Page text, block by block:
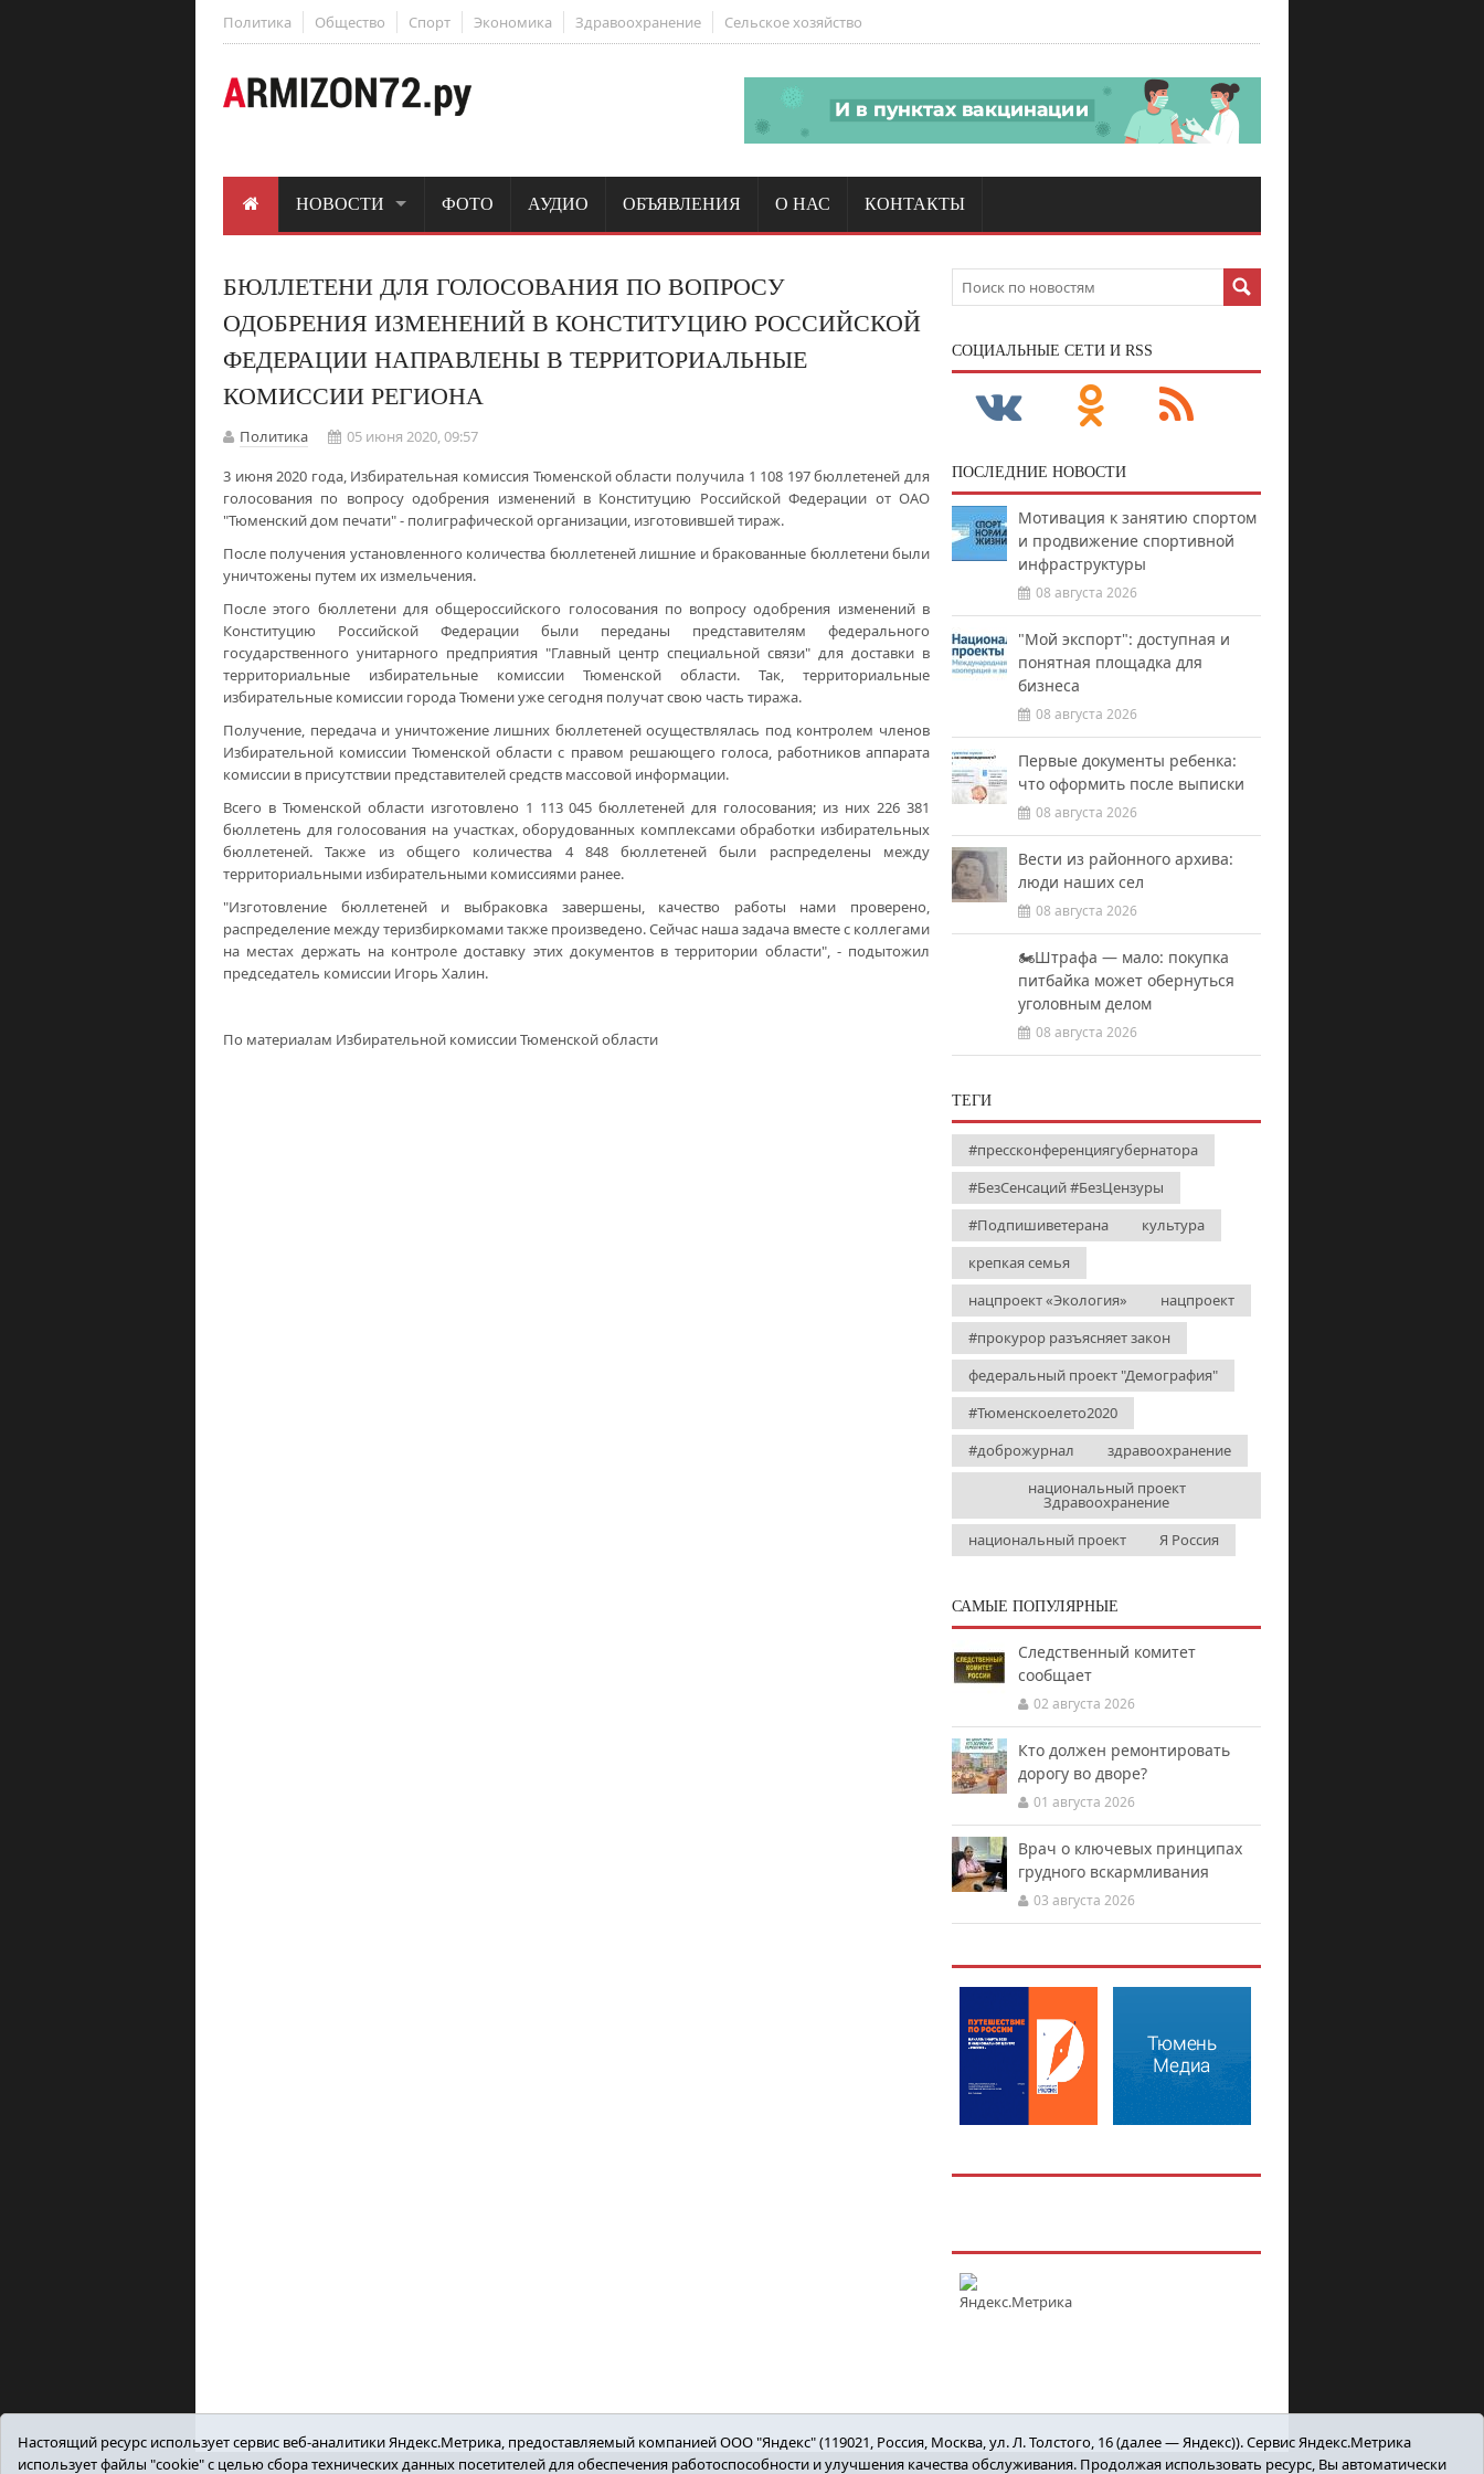
Политика Общество Спорт Экономика Здравоохранение Сельское хозяйство
НОВОСТИ ФОТО АУДИО ОБЪЯВЛЕНИЯ О НАС КОНТАКТЫ
БЮЛЛЕТЕНИ ДЛЯ ГОЛОСОВАНИЯ ПО ВОПРОСУ
ОДОБРЕНИЯ ИЗМЕНЕНИЙ В КОНСТИТУЦИЮ РОССИЙСКОЙ
ФЕДЕРАЦИИ НАПРАВЛЕНЫ В ТЕРРИТОРИАЛЬНЫЕ
КОМИССИИ РЕГИОНА
Политика
05 июня 2020, 09:57
3 июня 2020 года, Избирательная комиссия Тюменской области получила 1 108 197 бюллетеней для
голосования по вопросу одобрения изменений в Конституцию Российской Федерации от ОАО
"Тюменский дом печати" - полиграфической организации, изготовившей тираж.
После получения установленного количества бюллетеней лишние и бракованные бюллетени были
уничтожены путем их измельчения.
После этого бюллетени для общероссийского голосования по вопросу одобрения изменений в
Конституцию Российской Федерации были переданы представителям федерального
государственного унитарного предприятия "Главный центр специальной связи" для доставки в
территориальные избирательные комиссии Тюменской области. Так, территориальные
избирательные комиссии города Тюмени уже сегодня получат свою часть тиража.
Получение, передача и уничтожение лишних бюллетеней осуществлялась под контролем членов
Избирательной комиссии Тюменской области с правом решающего голоса, работников аппарата
комиссии в присутствии представителей средств массовой информации.
Всего в Тюменской области изготовлено 1 113 045 бюллетеней для голосования; из них 226 381
бюллетень для голосования на участках, оборудованных комплексами обработки избирательных
бюллетеней. Также из общего количества 4 848 бюллетеней были распределены между
территориальными избирательными комиссиями ранее.
"Изготовление бюллетеней и выбраковка завершены, качество работы нами проверено,
распределение между теризбиркомами также произведено. Сейчас наша задача вместе с коллегами
на местах держать на контроле доставку этих документов в территории области", - подытожил
председатель комиссии Игорь Халин.
По материалам Избирательной комиссии Тюменской области
CОЦИАЛЬНЫЕ СЕТИ И RSS
ПОСЛЕДНИЕ НОВОСТИ
Мотивация к занятию спортом
и продвижение спортивной
инфраструктуры
08 августа 2026
"Мой экспорт": доступная и
понятная площадка для
бизнеса
08 августа 2026
Первые документы ребенка:
что оформить после выписки
08 августа 2026
Вести из районного архива:
люди наших сел
08 августа 2026
🏍️Штрафа — мало: покупка
питбайка может обернуться
уголовным делом
08 августа 2026
ТЕГИ
#прессконференциягубернатора
#БезСенсаций #БезЦензуры
#Подпишиветерана
культура
крепкая семья
нацпроект «Экология»
нацпроект
#прокурор разъясняет закон
федеральный проект "Демография"
#Тюменскоелето2020
#доброжурнал
здравоохранение
национальный проект
Здравоохранение
национальный проект
Я Россия
САМЫЕ ПОПУЛЯРНЫЕ
Следственный комитет
сообщает
02 августа 2026
Кто должен ремонтировать
дорогу во дворе?
01 августа 2026
Врач о ключевых принципах
грудного вскармливания
03 августа 2026
Настоящий ресурс использует сервис веб-аналитики Яндекс.Метрика, предоставляемый компанией ООО "Яндекс" (119021, Россия, Москва, ул. Л. Толстого, 16 (далее — Яндекс)). Сервис Яндекс.Метрика
использует файлы "cookie" с целью сбора технических данных посетителей для обеспечения работоспособности и улучшения качества обслуживания. Продолжая использовать ресурс, Вы автоматически